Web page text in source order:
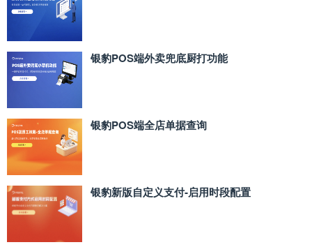
银豹POS端外卖兜底厨打功能
银豹POS端全店单据查询
银豹新版自定义支付‑启用时段配置